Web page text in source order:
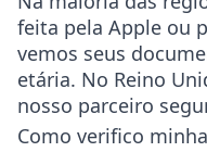
feita pela Apple ou
vemos seus
etária. No Reino
nosso parceiro
Como verifico